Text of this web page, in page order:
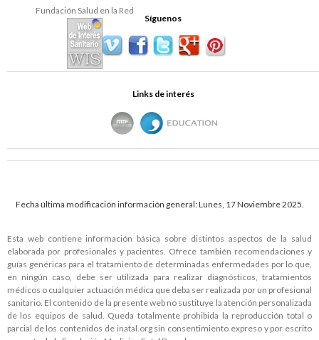
Síguenos
Links de interés
Fecha última modificación información general: Lunes, 17 Noviembre 2025.
Esta web contiene información básica sobre distintos aspectos de la salud
elaborada por profesionales y pacientes. Ofrece también recomendaciones y
guías genéricas para el tratamiento de determinadas enfermedades por lo que,
en ningún caso, debe ser utilizada para realizar diagnósticos, tratamientos
médicos o cualquier actuación médica que deba ser realizada por un profesional
sanitario. El contenido de la presente web no sustituye la atención personalizada
de los equipos de salud. Queda totalmente prohibida la reproducción total o
parcial de los contenidos de inatal.orgsin consentimiento expreso y por escrito